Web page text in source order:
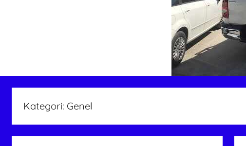
Kategori: Genel